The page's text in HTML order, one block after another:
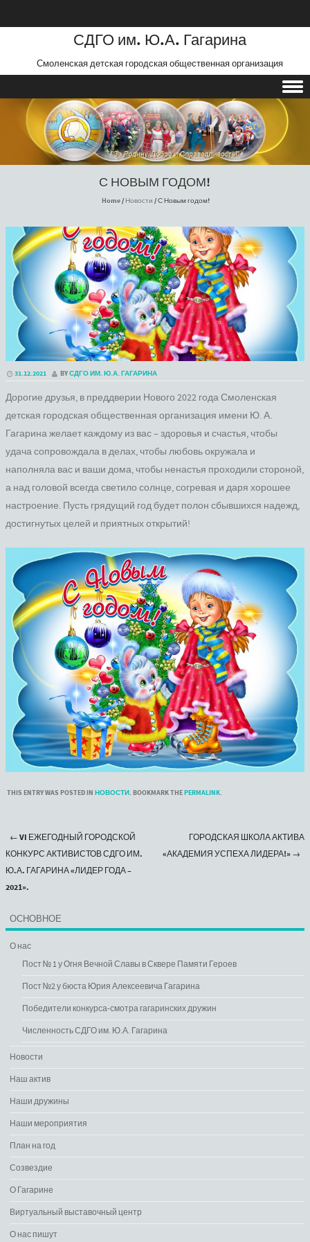
СДГО им. Ю.А. Гагарина
Смоленская детская городская общественная организация
Skip to content
С НОВЫМ ГОДОМ!
Home/Новости /С Новым годом!
31.12.2021 BYСДГО ИМ. Ю.А. ГАГАРИНА
Дорогие друзья, в преддверии Нового 2022 года Смоленская
детская городская общественная организация имени Ю. А.
Гагарина желает каждому из вас – здоровья и счастья, чтобы
удача сопровождала в делах, чтобы любовь окружала и
наполняла вас и ваши дома, чтобы ненастья проходили стороной,
а над головой всегда светило солнце, согревая и даря хорошее
настроение. Пусть грядущий год будет полон сбывшихся надежд,
достигнутых целей и приятных открытий!
THIS ENTRY WAS POSTED IN НОВОСТИ. BOOKMARK THEPERMALINK.
Post navigation
←VI ЕЖЕГОДНЫЙ ГОРОДСКОЙ
КОНКУРС АКТИВИСТОВ СДГО ИМ.
Ю.А. ГАГАРИНА «ЛИДЕР ГОДА –
2021».
ГОРОДСКАЯ ШКОЛА АКТИВА
«АКАДЕМИЯ УСПЕХА ЛИДЕРА!»→
ОСНОВНОЕ
О нас
Пост № 1 у Огня Вечной Славы в Сквере Памяти Героев
Пост №2 у бюста Юрия Алексеевича Гагарина
Победители конкурса-смотра гагаринских дружин
Численность СДГО им. Ю.А. Гагарина
Новости
Наш актив
Наши дружины
Наши мероприятия
План на год
Созвездие
О Гагарине
Виртуальный выставочный центр
О нас пишут